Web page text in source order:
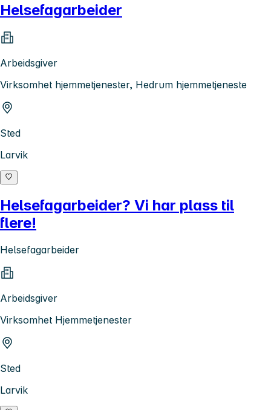
Helsefagarbeider
Arbeidsgiver
Virksomhet hjemmetjenester, Hedrum hjemmetjeneste
Sted
Larvik
Helsefagarbeider? Vi har plass til
flere!
Helsefagarbeider
Arbeidsgiver
Virksomhet Hjemmetjenester
Sted
Larvik